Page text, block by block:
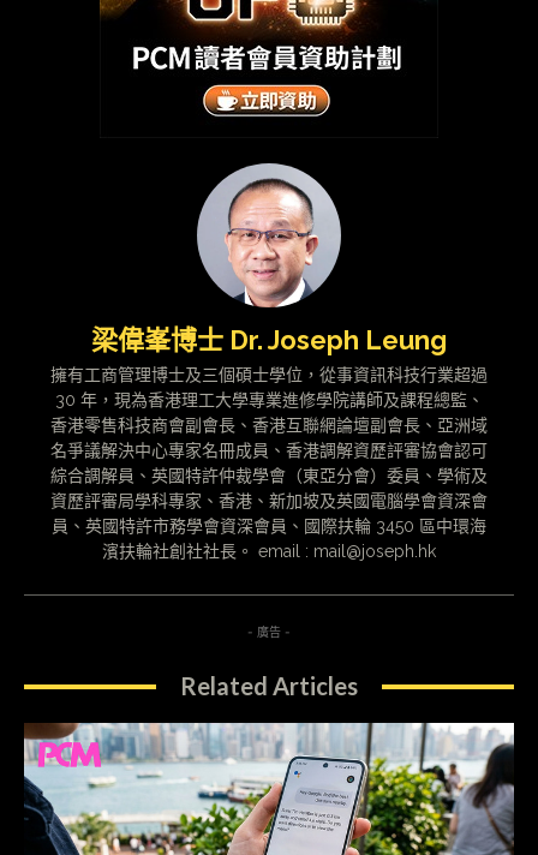
梁偉峯博士 Dr. Joseph Leung
擁有工商管理博士及三個碩士學位，從事資訊科技行業超過
30 年，現為香港理工大學專業進修學院講師及課程總監、
香港零售科技商會副會長、香港互聯網論壇副會長、亞洲域
名爭議解決中心專家名冊成員、香港調解資歷評審協會認可
綜合調解員、英國特許仲裁學會（東亞分會）委員、學術及
資歷評審局學科專家、香港、新加坡及英國電腦學會資深會
員、英國特許市務學會資深會員、國際扶輪 3450 區中環海
濱扶輪社創社社長。 email : mail@joseph.hk
- 廣告 -
Related Articles